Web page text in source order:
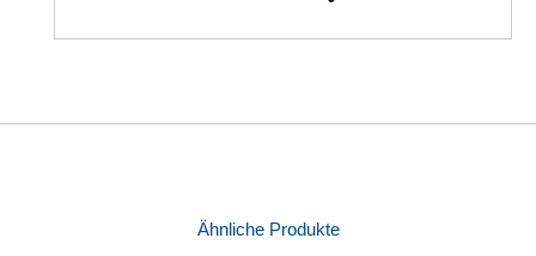
Ähnliche Produkte